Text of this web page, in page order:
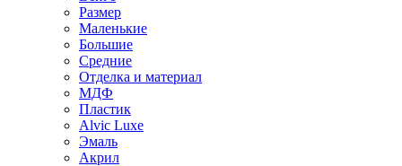
Размер
Маленькие
Большие
Средние
Отделка и материал
МДФ
Пластик
Alvic Luxe
Эмаль
Акрил